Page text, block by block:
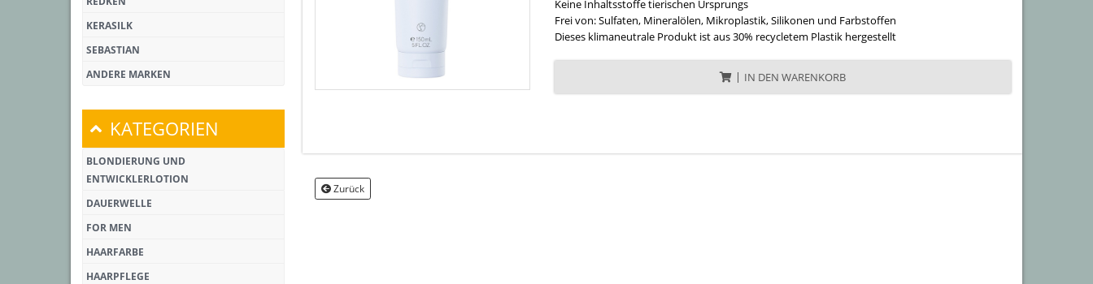
KERASILK
SEBASTIAN
ANDERE MARKEN
KATEGORIEN
BLONDIERUNG UND
ENTWICKLERLOTION
DAUERWELLE
FOR MEN
HAARFARBE
HAARPFLEGE
Keine Inhaltsstoffe tierischen Ursprungs
Frei von: Sulfaten, Mineralölen, Mikroplastik, Silikonen und Farbstoffen
Dieses klimaneutrale Produkt ist aus 30% recycletem Plastik hergestellt
IN DEN WARENKORB
Zurück